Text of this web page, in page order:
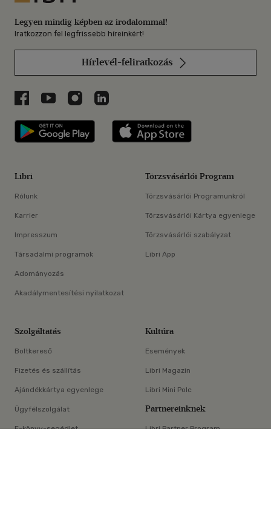
×
Legyen mindig képben az irodalommal!
Iratkozzon fel legfrissebb híreinkért!
Hírlevél-feliratkozás
Libri a Facebookon
Libri a Youtube-on
Libri az Instagramon
Libri a LinkedInen
Libri applikáció Szerezd meg: Google
Libri
Rólunk
Karrier
Impresszum
Társadalmi programok
Adományozás
Akadálymentesítési nyilatkozat
Törzsvásárlói Program
Törzsvásárlói Programunkról
Törzsvásárlói Kártya egyenlege
Törzsvásárlói szabályzat
Libri App
Szolgáltatás
Boltkereső
Fizetés és szállítás
Ajándékkártya egyenlege
Ügyfélszolgálat
E-könyv-segédlet
Kultúra
Események
Libri Magazin
Libri Mini Polc
Partnereinknek
Libri Partner Program